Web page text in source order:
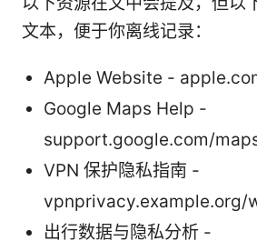
文本，便于你离线记录：
Apple Website -
Google Maps Help -
support.google.com/
VPN 保护隐私指南 -
vpnprivacy.example.org/
出行数据与隐私分析 -